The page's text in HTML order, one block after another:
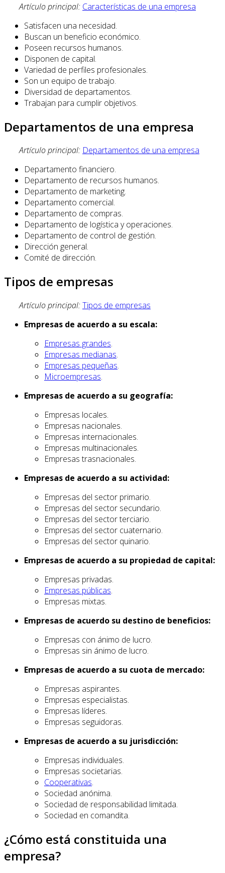
Artículo principal: Características de una empresa
Satisfacen una necesidad.
Buscan un beneficio económico.
Poseen recursos humanos.
Disponen de capital.
Variedad de perfiles profesionales.
Son un equipo de trabajo.
Diversidad de departamentos.
Trabajan para cumplir objetivos.
Departamentos de una empresa
Artículo principal: Departamentos de una empresa
Departamento financiero.
Departamento de recursos humanos.
Departamento de marketing.
Departamento comercial.
Departamento de compras.
Departamento de logística y operaciones.
Departamento de control de gestión.
Dirección general.
Comité de dirección.
Tipos de empresas
Artículo principal:Tipos de empresas
Empresas de acuerdo a su escala:
Empresas grandes.
Empresas medianas.
Empresas pequeñas.
Microempresas.
Empresas de acuerdo a su geografía:
Empresas locales.
Empresas nacionales.
Empresas internacionales.
Empresas multinacionales.
Empresas trasnacionales.
Empresas de acuerdo a su actividad:
Empresas del sector primario.
Empresas del sector secundario.
Empresas del sector terciario.
Empresas del sector cuaternario.
Empresas del sector quinario.
Empresas de acuerdo a su propiedad de capital:
Empresas privadas.
Empresas públicas.
Empresas mixtas.
Empresas de acuerdo su destino de beneficios:
Empresas con ánimo de lucro.
Empresas sin ánimo de lucro.
Empresas de acuerdo a su cuota de mercado:
Empresas aspirantes.
Empresas especialistas.
Empresas líderes.
Empresas seguidoras.
Empresas de acuerdo a su jurisdicción:
Empresas individuales.
Empresas societarias.
Cooperativas.
Sociedad anónima.
Sociedad de responsabilidad limitada.
Sociedad en comandita.
¿Cómo está constituida una
empresa?